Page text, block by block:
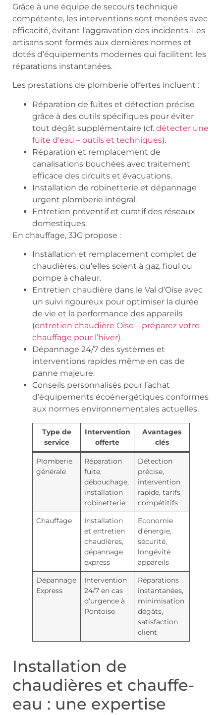
Grâce à une équipe de secours technique
compétente, les interventions sont menées avec
efficacité, évitant l’aggravation des incidents. Les
artisans sont formés aux dernières normes et
dotés d’équipements modernes qui facilitent les
réparations instantanées.
Les prestations de plomberie offertes incluent :
Réparation de fuites et détection précise
grâce à des outils spécifiques pour éviter
tout dégât supplémentaire (cf. détecter une
fuite d’eau – outils et techniques).
Réparation et remplacement de
canalisations bouchées avec traitement
efficace des circuits et évacuations.
Installation de robinetterie et dépannage
urgent plomberie intégral.
Entretien préventif et curatif des réseaux
domestiques.
En chauffage, 3JG propose :
Installation et remplacement complet de
chaudières, qu’elles soient à gaz, fioul ou
pompe à chaleur.
Entretien chaudière dans le Val d’Oise avec
un suivi rigoureux pour optimiser la durée
de vie et la performance des appareils
(entretien chaudière Oise – préparez votre
chauffage pour l’hiver).
Dépannage 24/7 des systèmes et
interventions rapides même en cas de
panne majeure.
Conseils personnalisés pour l’achat
d’équipements écoénergétiques conformes
aux normes environnementales actuelles.
Type de
service
Intervention
offerte
Avantages
clés
Plomberie
générale
Réparation
fuite,
débouchage,
installation
robinetterie
Détection
précise,
intervention
rapide, tarifs
compétitifs
Chauffage
Installation
et entretien
chaudières,
dépannage
express
Economie
d’énergie,
sécurité,
longévité
appareils
Dépannage
Express
Intervention
24/7 en cas
d’urgence à
Pontoise
Réparations
instantanées,
minimisation
dégâts,
satisfaction
client
Installation de
chaudières et chauffe-
eau : une expertise